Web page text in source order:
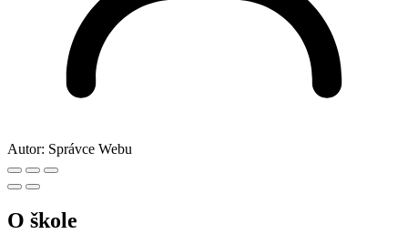
Autor: Správce Webu
O škole